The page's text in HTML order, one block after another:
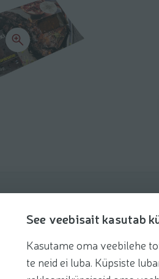
See veebisait kasutab
Kasutame oma veebilehe
te neid ei luba. Küpsiste
Soovitatud tooted Kasuta